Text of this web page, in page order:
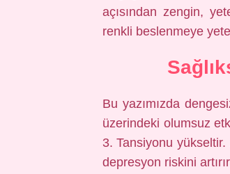
açısından zengin,
renkli beslenmeye
Bu yazımızda
üzerindeki olumsuz
3. Tansiyonu
depresyon riskini